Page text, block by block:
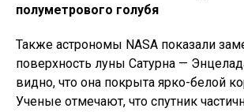
полуметрового голубя
Также астрономы NASA показали
поверхность луны Сатурна —
видно, что она покрыта ярко-белой
Ученые отмечают, что спутник